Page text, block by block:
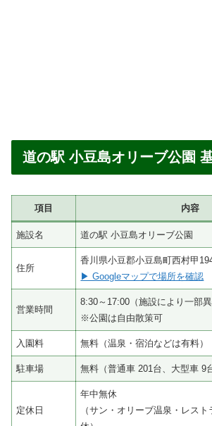
道の駅 小豆島オリーブ公園
項目 内容
施設名 道の駅 小豆島オリーブ公園
住所
香川県小豆郡小豆島町西村甲
▶ Googleマップで場所を確認
営業時間
8:30～17:00（施設により一部異
※公園は自由散策可
入園料 無料（温泉・宿泊などは有料）
駐車場 無料（普通車 201台、大型車 9
定休日
年中無休
（サン・オリーブ温泉・レス